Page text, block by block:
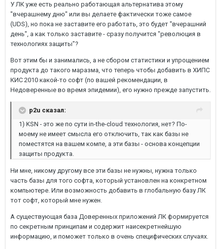
У ЛК уже есть реально работающая альтернатива этому
"вчерашнему дню" или вы делаете фактически тоже самое
(UDS), но пока не заставите его работать, это будет "вчерашний
день", а как только заставите - сразу получится "революция в
технологиях защиты"?
Вот этим бы и занимались, а не сбором статистики и упрощением
продукта до такого маразма, что теперь чтобы добавить в ХИПС
КИС 2010 какой-то софт (по вашей рекомендации, в
Недоверенные во время эпидемии), его нужно прежде запустить.
p2u сказал:
1) KSN - это же по сути in-the-cloud технология, нет? По-
моему не имеет смысла его отключить, так как базы не
поместятся на вашем компе, а эти базы - основа концепции
защиты продукта.
Ни мне, никому другому все эти базы не нужны, нужна только
часть базы для того софта, который установлен на конкретном
компьютере. Или возможность добавить в глобальную базу ЛК
тот софт, который мне нужен.
А существующая база Доверенных приложений ЛК формируется
по секретным принципам и содержит наисекретнейшую
информацию, и поможет только в очень специфических случаях.